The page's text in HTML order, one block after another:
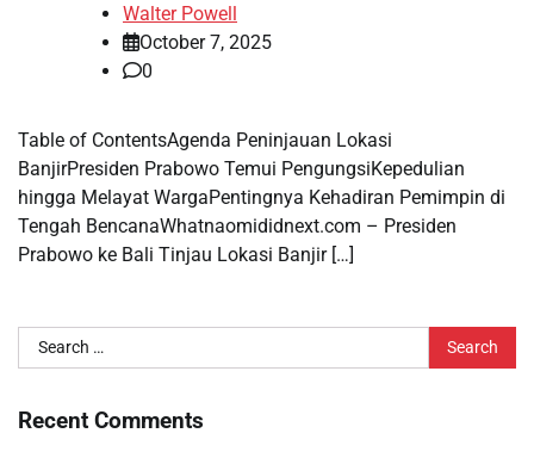
Walter Powell
October 7, 2025
0
Table of ContentsAgenda Peninjauan Lokasi
BanjirPresiden Prabowo Temui PengungsiKepedulian
hingga Melayat WargaPentingnya Kehadiran Pemimpin di
Tengah BencanaWhatnaomididnext.com – Presiden
Prabowo ke Bali Tinjau Lokasi Banjir […]
Search
for:
Recent Comments